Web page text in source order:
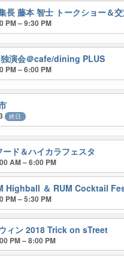
長 藤本 智士 トークショー＆
PM – 9:30 PM
演会＠cafe/dining PLUS
PM – 6:00 PM
終日
ド＆ハイカラフェスタ
AM – 6:00 PM
Highball ＆ RUM Cocktail
PM – 5:30 PM
ィン 2018 Trick on sTreet
PM – 8:00 PM